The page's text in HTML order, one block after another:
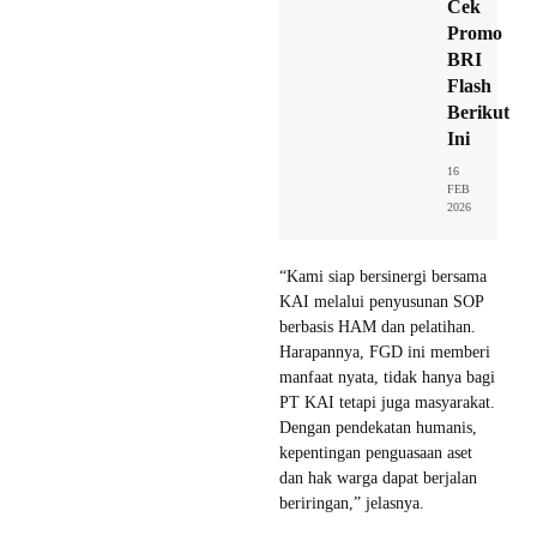
Cek
Promo
BRI
Flash
Berikut
Ini
16
FEB
2026
“Kami siap bersinergi bersama
KAI melalui penyusunan SOP
berbasis HAM dan pelatihan.
Harapannya, FGD ini memberi
manfaat nyata, tidak hanya bagi
PT KAI tetapi juga masyarakat.
Dengan pendekatan humanis,
kepentingan penguasaan aset
dan hak warga dapat berjalan
beriringan,” jelasnya.